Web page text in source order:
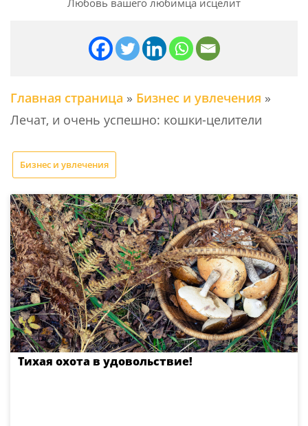
Главная страница » Бизнес и увлечения »
Лечат, и очень успешно: кошки-целители
Бизнес и увлечения
Тихая охота в удовольствие!